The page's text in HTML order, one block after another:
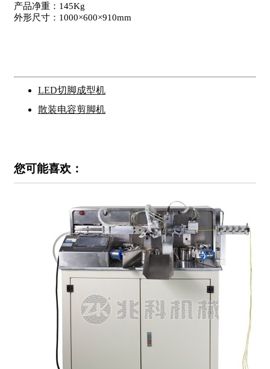
产品净重：145Kg
外形尺寸：1000×600×910mm
LED切脚成型机
散装电容剪脚机
您可能喜欢：